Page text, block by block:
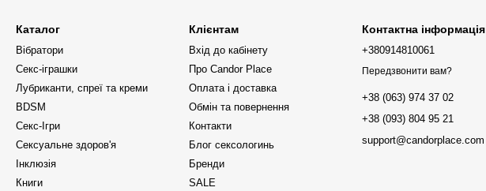
Каталог
Вібратори
Секс-іграшки
Лубриканти, спреї та креми
BDSM
Секс-Ігри
Сексуальне здоров'я
Інклюзія
Книги
Клієнтам
Вхід до кабінету
Про Candor Place
Оплата і доставка
Обмін та повернення
Контакти
Блог сексологинь
Бренди
SALE
Контактна інформація
+380914810061
Передзвонити вам?
+38 (063) 974 37 02
+38 (093) 804 95 21
support@candorplace.com